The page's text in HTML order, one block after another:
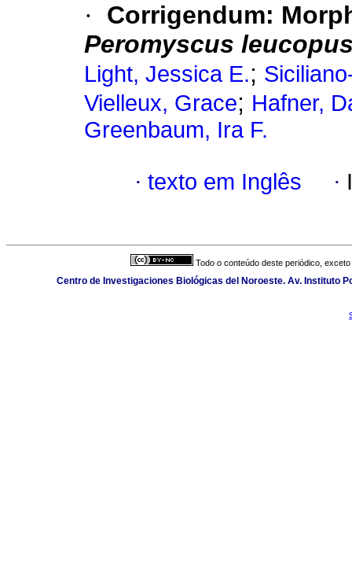
·
Corrigendum:
Peromyscus
Light, Jessica E.;
Vielleux, Grace; Hafner,
Greenbaum, Ira F.
· texto em Inglês ·
Todo o conteúdo deste periódico,
Centro de Investigaciones Biológicas del Noroeste. Av. Instituto